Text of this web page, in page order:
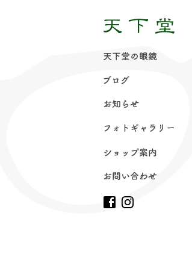
鏡
グ
せ
ー
せ